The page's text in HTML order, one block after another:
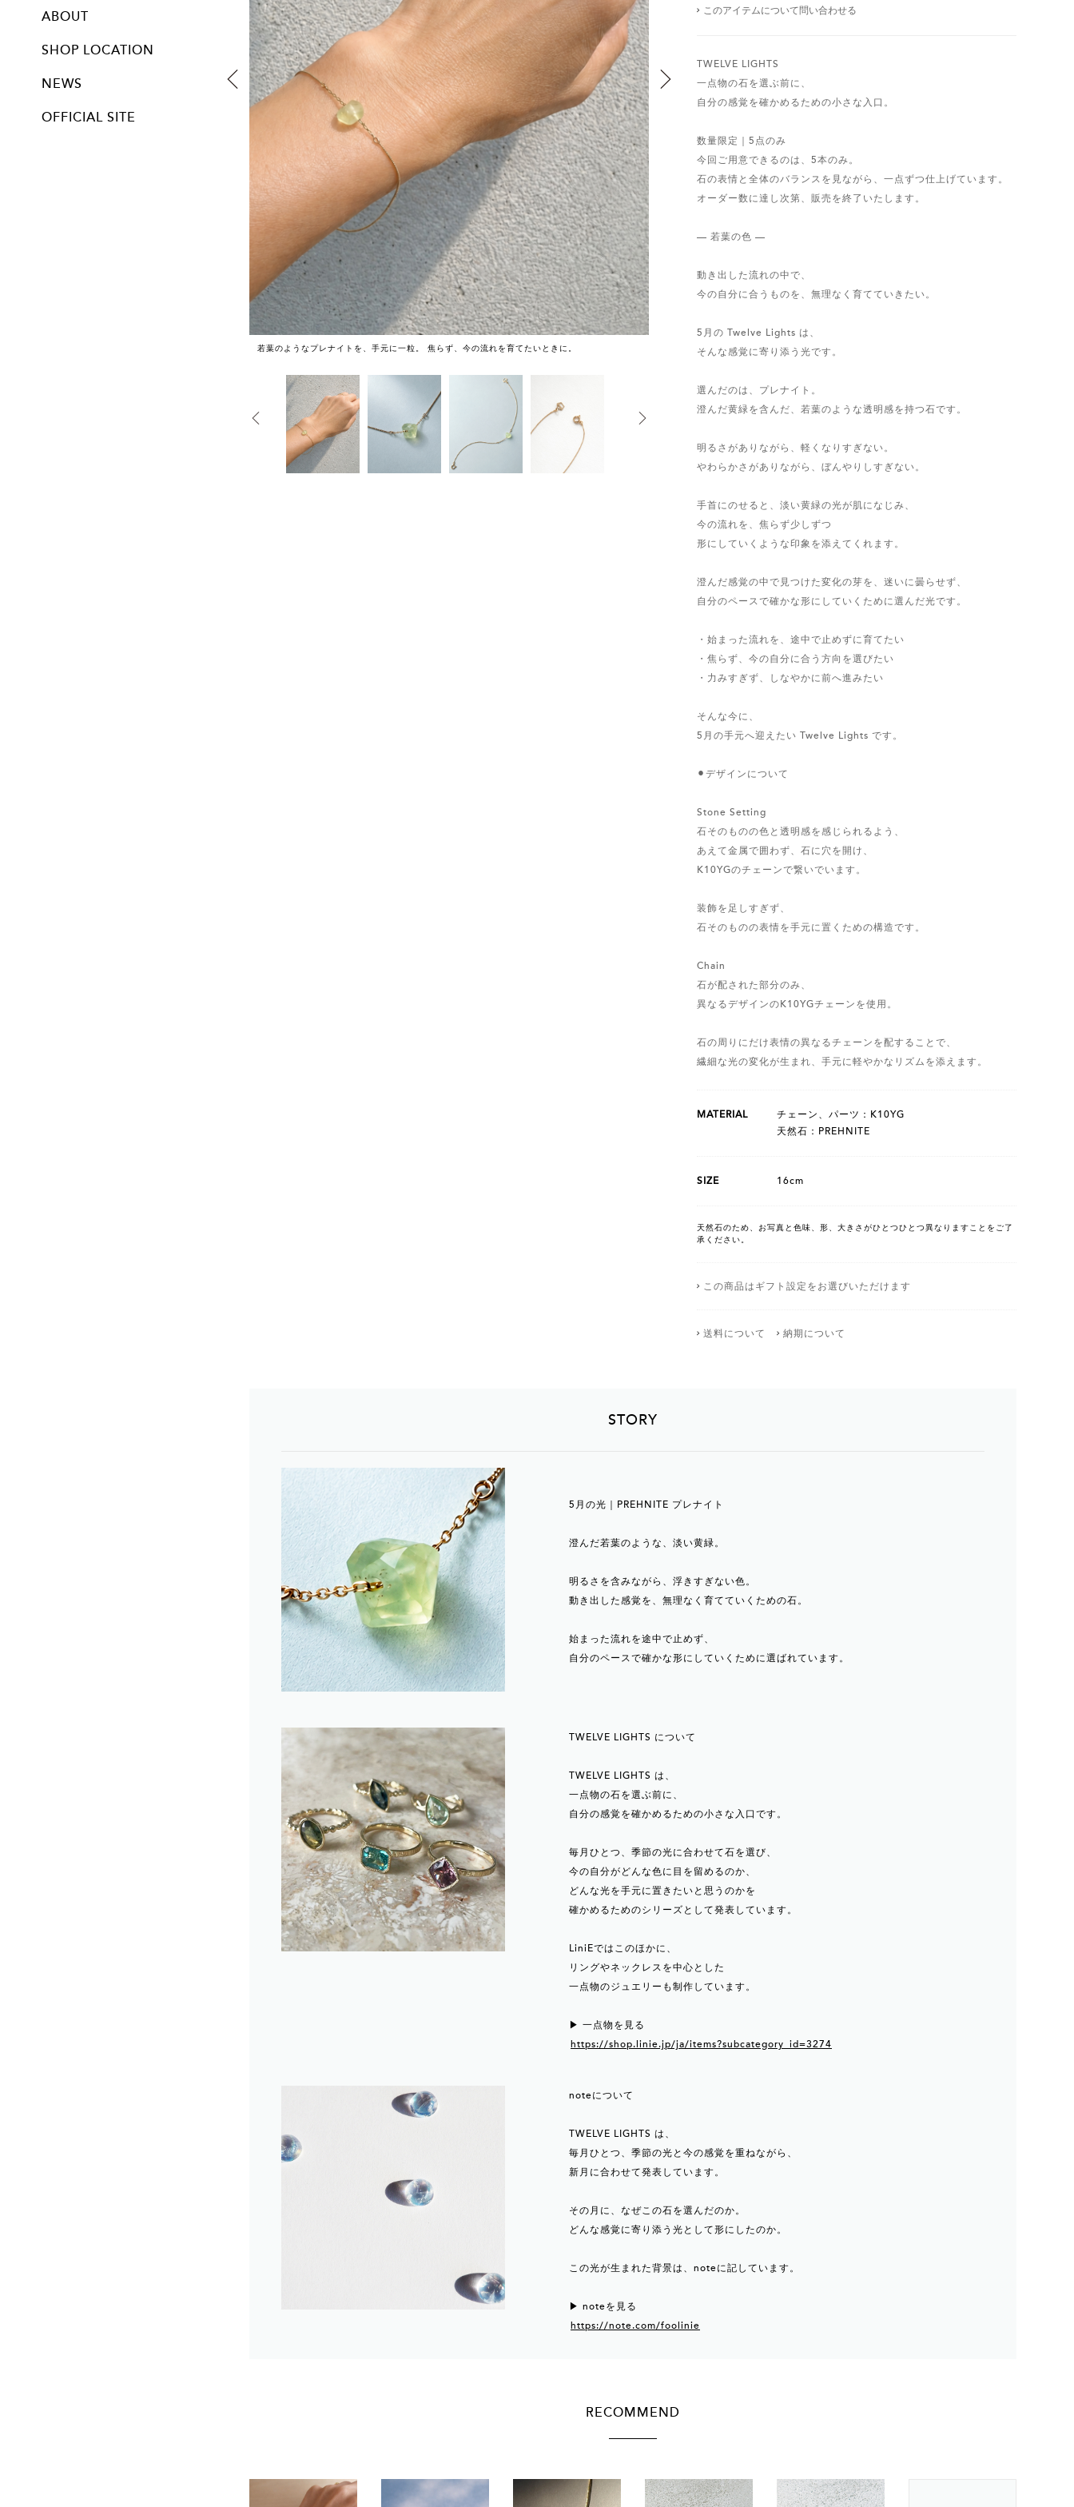
ABOUT
SHOP LOCATION
NEWS
OFFICIAL SITE
若葉のようなプレナイトを、手元に一粒。 焦らず、今の流れを育てたいときに。
このアイテムについて問い合わせる
TWELVE LIGHTS
一点物の石を選ぶ前に、
自分の感覚を確かめるための小さな入口。
数量限定｜5点のみ
今回ご用意できるのは、5本のみ。
石の表情と全体のバランスを見ながら、一点ずつ仕上げています。
オーダー数に達し次第、販売を終了いたします。
— 若葉の色 —
動き出した流れの中で、
今の自分に合うものを、無理なく育てていきたい。
5月の Twelve Lights は、
そんな感覚に寄り添う光です。
選んだのは、プレナイト。
澄んだ黄緑を含んだ、若葉のような透明感を持つ石です。
明るさがありながら、軽くなりすぎない。
やわらかさがありながら、ぼんやりしすぎない。
手首にのせると、淡い黄緑の光が肌になじみ、
今の流れを、焦らず少しずつ
形にしていくような印象を添えてくれます。
澄んだ感覚の中で見つけた変化の芽を、迷いに曇らせず、
自分のペースで確かな形にしていくために選んだ光です。
・始まった流れを、途中で止めずに育てたい
・焦らず、今の自分に合う方向を選びたい
・力みすぎず、しなやかに前へ進みたい
そんな今に、
5月の手元へ迎えたい Twelve Lights です。
⚫︎デザインについて
Stone Setting
石そのものの色と透明感を感じられるよう、
あえて金属で囲わず、石に穴を開け、
K10YGのチェーンで繋いでいます。
装飾を足しすぎず、
石そのものの表情を手元に置くための構造です。
Chain
石が配された部分のみ、
異なるデザインのK10YGチェーンを使用。
石の周りにだけ表情の異なるチェーンを配することで、
繊細な光の変化が生まれ、手元に軽やかなリズムを添えます。
MATERIAL
チェーン、パーツ：K10YG
天然石：PREHNITE
SIZE 16cm
天然石のため、お写真と色味、形、大きさがひとつひとつ異なりますことをご了
承ください。
この商品はギフト設定をお選びいただけます
送料について 納期について
STORY
5月の光｜PREHNITE プレナイト
澄んだ若葉のような、淡い黄緑。
明るさを含みながら、浮きすぎない色。
動き出した感覚を、無理なく育てていくための石。
始まった流れを途中で止めず、
自分のペースで確かな形にしていくために選ばれています。
TWELVE LIGHTS について
TWELVE LIGHTS は、
一点物の石を選ぶ前に、
自分の感覚を確かめるための小さな入口です。
毎月ひとつ、季節の光に合わせて石を選び、
今の自分がどんな色に目を留めるのか、
どんな光を手元に置きたいと思うのかを
確かめるためのシリーズとして発表しています。
LiniEではこのほかに、
リングやネックレスを中心とした
一点物のジュエリーも制作しています。
▶︎ 一点物を見る
https://shop.linie.jp/ja/items?subcategory_id=3274
noteについて
TWELVE LIGHTS は、
毎月ひとつ、季節の光と今の感覚を重ねながら、
新月に合わせて発表しています。
その月に、なぜこの石を選んだのか。
どんな感覚に寄り添う光として形にしたのか。
この光が生まれた背景は、noteに記しています。
▶︎ noteを見る
https://note.com/foolinie
RECOMMEND